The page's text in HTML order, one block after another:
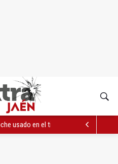
usado en el tiroteo entre clanes en